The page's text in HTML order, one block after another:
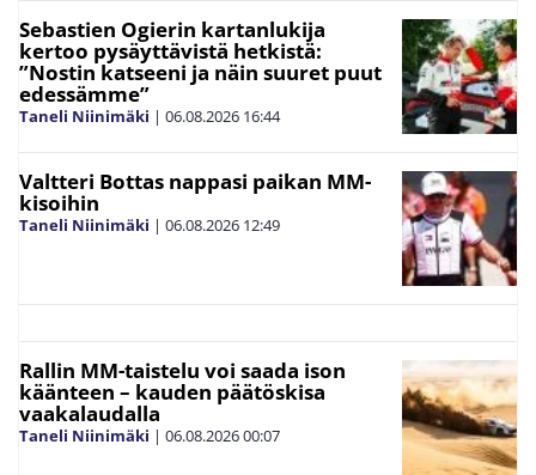
Sebastien Ogierin kartanlukija
kertoo pysäyttävistä hetkistä:
”Nostin katseeni ja näin suuret puut
edessämme”
Taneli Niinimäki | 06.08.2026 16:44
Valtteri Bottas nappasi paikan MM-
kisoihin
Taneli Niinimäki | 06.08.2026 12:49
Rallin MM-taistelu voi saada ison
käänteen – kauden päätöskisa
vaakalaudalla
Taneli Niinimäki | 06.08.202600:07